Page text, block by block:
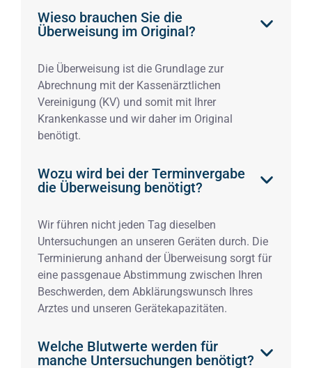
Wieso brauchen Sie die
Überweisung im Original?
Die Überweisung ist die Grundlage zur
Abrechnung mit der Kassenärztlichen
Vereinigung (KV) und somit mit Ihrer
Krankenkasse und wir daher im Original
benötigt.
Wozu wird bei der Terminvergabe
die Überweisung benötigt?
Wir führen nicht jeden Tag dieselben
Untersuchungen an unseren Geräten durch. Die
Terminierung anhand der Überweisung sorgt für
eine passgenaue Abstimmung zwischen Ihren
Beschwerden, dem Abklärungswunsch Ihres
Arztes und unseren Gerätekapazitäten.
Welche Blutwerte werden für
manche Untersuchungen benötigt?